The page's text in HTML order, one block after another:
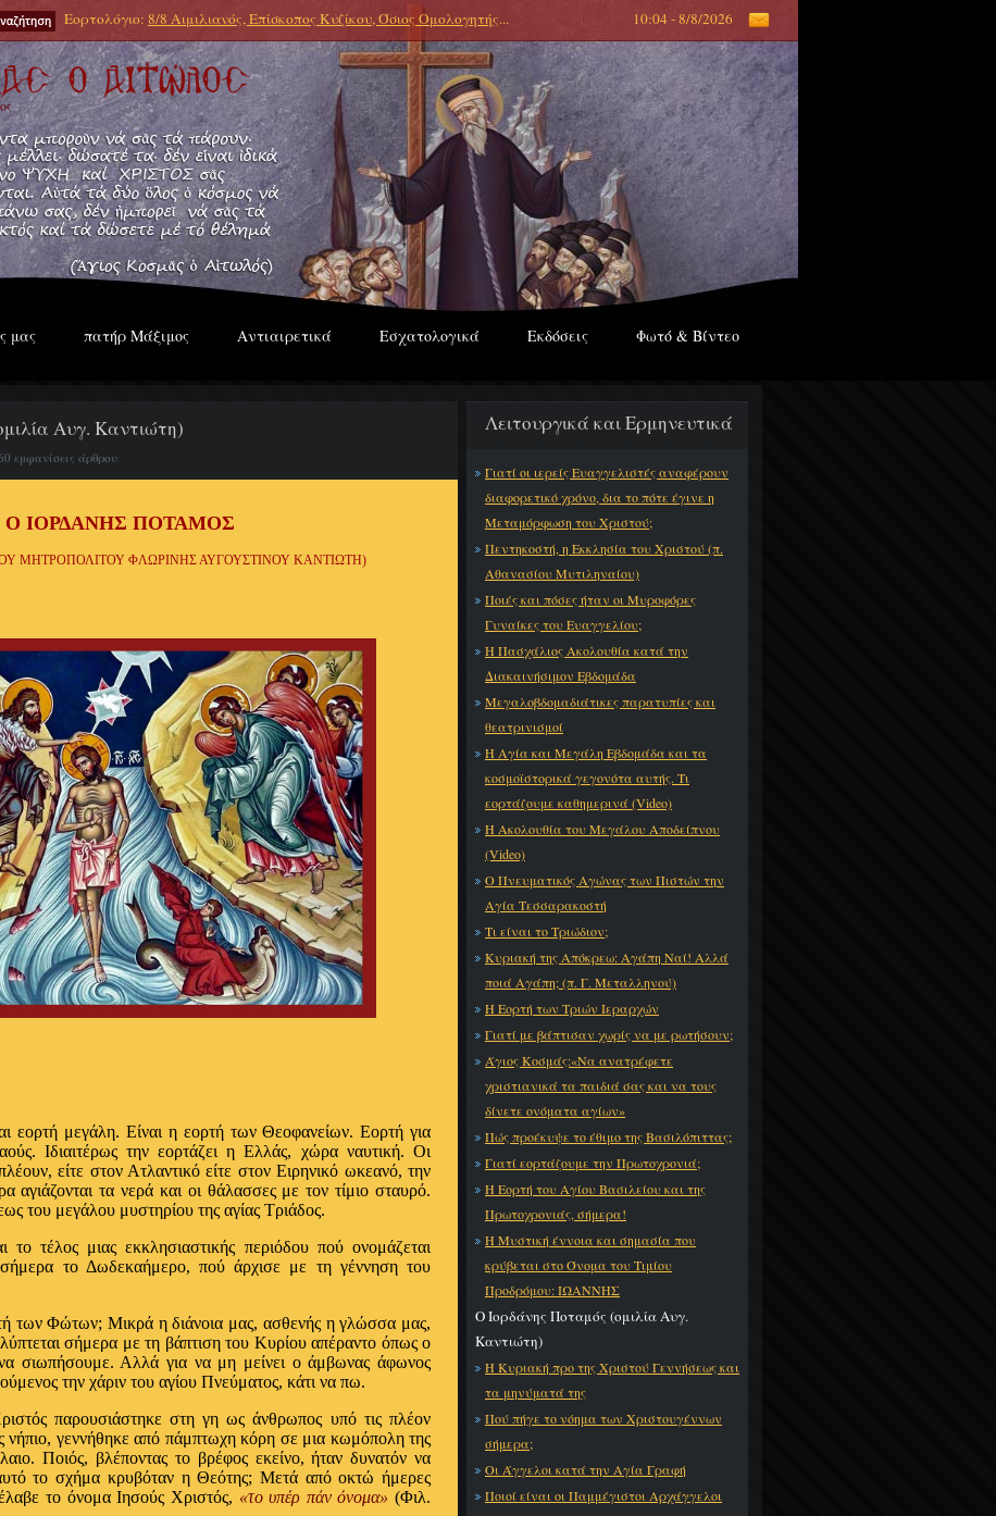
Εορτολόγιο: 8/8 Αιμιλιανός, Επίσκοπος Κυζίκου, Όσιος Ομολογητής... 10:04 - 8/8/2026
μας πατήρ Μάξιμος Αντιαιρετικά Εσχατολογικά Εκδόσεις Φωτό & Βίντεο
Λειτουργικά και Ερμηνευτικά
Γιατί οι ιερείς Ευαγγελιστές αναφέρουν
διαφορετικό χρόνο, δια το πότε έγινε η
Μεταμόρφωση του Χριστού;
Πεντηκοστή, η Εκκλησία του Χριστού (π.
Αθανασίου Μυτιληναίου)
Ποιές και πόσες ήταν οι Μυροφόρες
Γυναίκες του Ευαγγελίου;
Η Πασχάλιος Ακολουθία κατά την
Διακαινήσιμον Εβδομάδα
Μεγαλοβδομαδιάτικες παρατυπίες και
θεατρινισμοί
Η Αγία και Μεγάλη Εβδομάδα και τα
κοσμοϊστορικά γεγονότα αυτής. Τι
εορτάζουμε καθημερινά (Video)
Η Ακολουθία του Μεγάλου Αποδείπνου
(Video)
Ο Πνευματικός Αγώνας των Πιστών την
Αγία Τεσσαρακοστή
Τι είναι το Τριώδιον;
Κυριακή της Απόκρεω: Αγάπη Ναί! Αλλά
ποιά Αγάπη; (π. Γ. Μεταλληνού)
Η Εορτή των Τριών Ιεραρχών
Γιατί με βάπτισαν χωρίς να με ρωτήσουν;
Άγιος Κοσμάς:«Να ανατρέφετε
χριστιανικά τα παιδιά σας και να τους
δίνετε ονόματα αγίων»
Πώς προέκυψε το έθιμο της Βασιλόπιττας;
Γιατί εορτάζουμε την Πρωτοχρονιά;
Η Εορτή του Αγίου Βασιλείου και της
Πρωτοχρονιάς, σήμερα!
Η Μυστική έννοια και σημασία που
κρύβεται στο Όνομα του Τιμίου
Προδρόμου: ΙΩΑΝΝΗΣ
Ο Ιορδάνης Ποταμός (ομιλία Αυγ.
Καντιώτη)
Η Κυριακή προ της Χριστού Γεννήσεως και
τα μηνύματά της
Πού πήγε το νόημα των Χριστουγέννων
σήμερα;
Οι Άγγελοι κατά την Αγία Γραφή
Ποιοί είναι οι Παμμέγιστοι Αρχάγγελοι
Αυγ. Καντιώτη)
εμφανίσεις άρθρου
Ο ΙΟΡΔΑΝΗΣ ΠΟΤΑΜΟΣ
ΜΗΤΡΟΠΟΛΙΤΟΥ ΦΛΩΡΙΝΗΣ ΑΥΓΟΥΣΤΙΝΟΥ ΚΑΝΤΙΩΤΗ)
εορτή μεγάλη. Είναι η εορτή των Θεοφανείων. Εορτή για
Ιδιαιτέρως την εορτάζει η Ελλάς, χώρα ναυτική. Οι
είτε στον Ατλαντικό είτε στον Ειρηνικό ωκεανό, την
τα νερά και οι θάλασσες με τον τίμιο σταυρό.
του μεγάλου μυστηρίου της αγίας Τριάδος.
τέλος μιας εκκλησιαστικής περιόδου πού ονομάζεται
το Δωδεκαήμερο, πού άρχισε με τη γέννηση του
των Φώτων; Μικρά η διάνοια μας, ασθενής η γλώσσα μας,
σήμερα με τη βάπτιση του Κυρίου απέραντο όπως ο
σιωπήσουμε. Αλλά για να μη μείνει ο άμβωνας άφωνος
την χάριν του αγίου Πνεύματος, κάτι να πω.
παρουσιάστηκε στη γη ως άνθρωπος υπό τις πλέον
νήπιο, γεννήθηκε από πάμπτωχη κόρη σε μια κωμόπολη της
Ποιός, βλέποντας το βρέφος εκείνο, ήταν δυνατόν να
το σχήμα κρυβόταν η Θεότης; Μετά από οκτώ ήμερες
το όνομα Ιησούς Χριστός, «το υπέρ πάν όνομα» (Φιλ.